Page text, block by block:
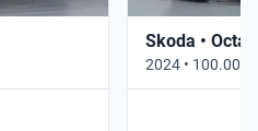
Skoda •
2024 • 100.000